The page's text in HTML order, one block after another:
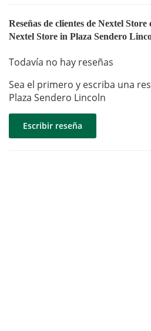
Reseñas de clientes de Nextel
Nextel Store in Plaza Sendero
Todavía no hay reseñas
Sea el primero y escriba una
Plaza Sendero Lincoln
Escribir reseña